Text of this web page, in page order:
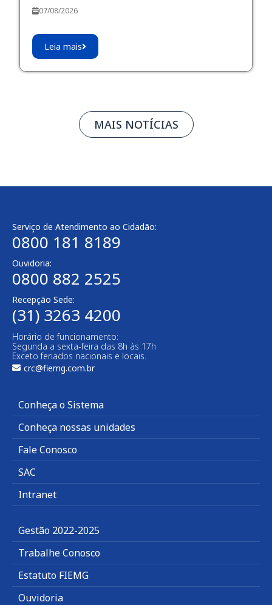
07/08/2026
Leia mais
MAIS NOTÍCIAS
Serviço de Atendimento ao Cidadão:
0800 181 8189
Ouvidoria:
0800 882 2525
Recepção Sede:
(31) 3263 4200
Horário de funcionamento:
Segunda a sexta-feira das 8h às 17h
Exceto feriados nacionais e locais.
crc@fiemg.com.br
Conheça o Sistema
Conheça nossas unidades
Fale Conosco
SAC
Intranet
Gestão 2022-2025
Trabalhe Conosco
Estatuto FIEMG
Ouvidoria